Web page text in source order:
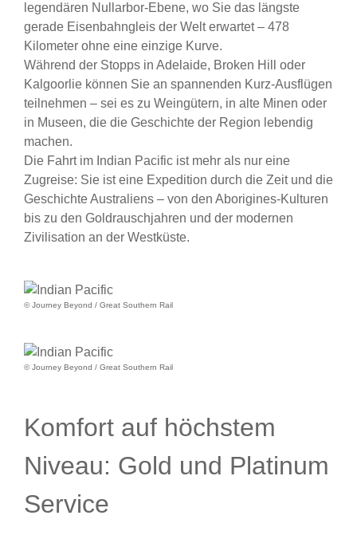
legendären Nullarbor-Ebene, wo Sie das längste
gerade Eisenbahngleis der Welt erwartet – 478
Kilometer ohne eine einzige Kurve.
Während der Stopps in Adelaide, Broken Hill oder
Kalgoorlie können Sie an spannenden Kurz-Ausflügen
teilnehmen – sei es zu Weingütern, in alte Minen oder
in Museen, die die Geschichte der Region lebendig
machen.
Die Fahrt im Indian Pacific ist mehr als nur eine
Zugreise: Sie ist eine Expedition durch die Zeit und die
Geschichte Australiens – von den Aborigines-Kulturen
bis zu den Goldrauschjahren und der modernen
Zivilisation an der Westküste.
© Journey Beyond / Great Southern Rail
© Journey Beyond / Great Southern Rail
Komfort auf höchstem
Niveau: Gold und Platinum
Service